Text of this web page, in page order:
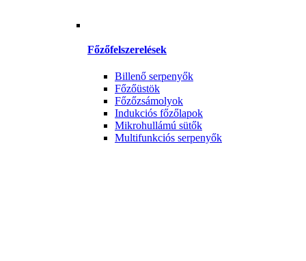
Főzőfelszerelések
Billenő serpenyők
Főzőüstök
Főzőzsámolyok
Indukciós főzőlapok
Mikrohullámú sütők
Multifunkciós serpenyők